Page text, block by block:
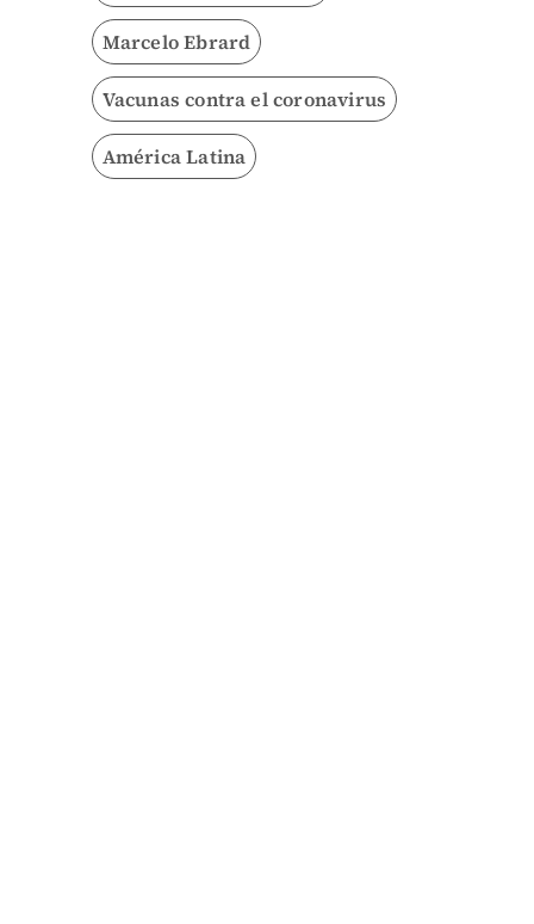
Marcelo Ebrard
Vacunas contra el coronavirus
América Latina